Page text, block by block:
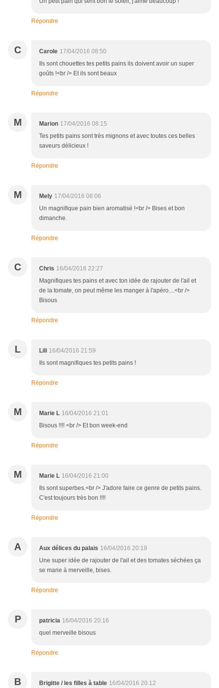
Répondre
C Carole 17/04/2016 08:50
Ils sont chouettes tes petits pains ils doivent avoir un super
goûts !<br /> Et ils sont beaux
Répondre
M Marion 17/04/2016 08:15
Tes petits pains sont très mignons et avec toutes ces belles
saveurs délicieux !
Répondre
M Mely 17/04/2016 08:06
Un magnifique pain bien aromatisé !<br /> Bises et bon
dimanche.
Répondre
C Chris 16/04/2016 22:27
Magnifiques tes pains et avec ton idée de rajouter de l'ail et
de la tomate, on peut même les manger à l'apéro....<br />
Bisous
Répondre
L Lili 16/04/2016 21:59
Ils sont magnifiques tes petits pains !
Répondre
M Marie L 16/04/2016 21:01
Bisous !!!! <br /> Et bon week-end
Répondre
M Marie L 16/04/2016 21:00
Ils sont superbes.<br /> J'adore faire ce genre de petits pains.
C'est toujours très bon !!!!
Répondre
A Aux délices du palais 16/04/2016 20:19
Une super idée de rajouter de l'ail et des tomates séchées ça
se marie à merveille, bises.
Répondre
P patricia 16/04/2016 20:16
quel merveille bisous
Répondre
B Brigitte / les filles à table 16/04/2016 20:12